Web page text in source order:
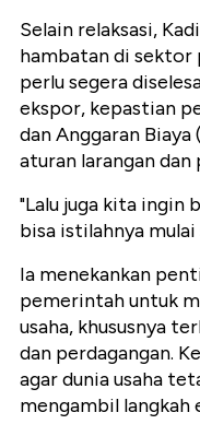
Selain relaksasi,
hambatan di sektor
perlu segera
ekspor, kepastian
dan Anggaran Biaya
aturan larangan
"Lalu juga kita ingin
bisa istilahnya
Ia menekankan
pemerintah untuk
usaha, khususnya
dan perdagangan.
agar dunia usaha
mengambil langkah